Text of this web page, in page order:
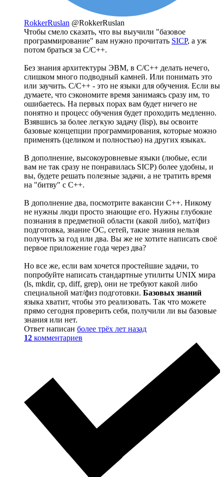
RokkerRuslan @RokkerRuslan
Чтобы смело сказать, что вы выучили "базовое
программирование" вам нужно прочитать SICP, а уж
потом браться за С/С++.
Без знания архитектуры ЭВМ, в C/C++ делать нечего,
слишком много подводный камней. Или понимать это
или заучить. C/C++ - это не языки для обучения. Если вы
думаете, что сэкономите время занимаясь сразу им, то
ошибаетесь. На первых порах вам будет ничего не
понятно и процесс обучения будет проходить медленно.
Взявшись за более легкую задачу (lisp), вы освоите
базовые концепции программирования, которые можно
применять (целиком и полностью) на других языках.
В дополнение, высокоуровневые языки (любые, если
вам не так сразу не понравилась SICP) более удобны, и
вы, будете решать полезные задачи, а не тратить время
на "битву" с C++.
В дополнение два, посмотрите вакансии C++. Никому
не нужны люди просто знающие его. Нужны глубокие
познания в предметной области (какой либо), мат/физ
подготовка, знание ОС, сетей, такие знания нельзя
получить за год или два. Вы же не хотите написать своё
первое приложение года через два?
Но все же, если вам хочется простейшие задачи, то
попробуйте написать стандартные утилиты UNIX мира
(ls, mkdir, cp, diff, grep), они не требуют какой либо
специальной мат/физ подготовки. Базовых знаний
языка хватит, чтобы это реализовать. Так что можете
прямо сегодня проверить себя, получили ли вы базовые
знания или нет.
Ответ написан более трёх лет назад
12 комментариев